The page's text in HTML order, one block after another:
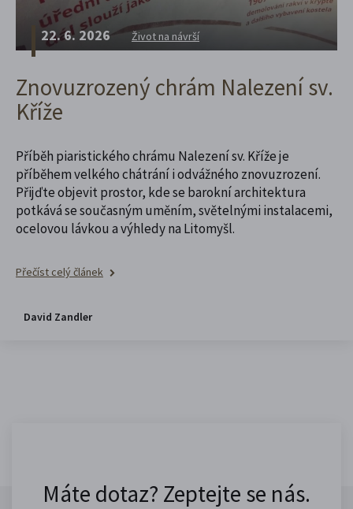
22. 6. 2026 Život na návrší
Znovuzrozený chrám Nalezení sv.
Kříže
Příběh piaristického chrámu Nalezení sv. Kříže je
příběhem velkého chátrání i odvážného znovuzrození.
Přijďte objevit prostor, kde se barokní architektura
potkává se současným uměním, světelnými instalacemi,
ocelovou lávkou a výhledy na Litomyšl.
Přečíst celý článek
David Zandler
Máte dotaz? Zeptejte se nás.